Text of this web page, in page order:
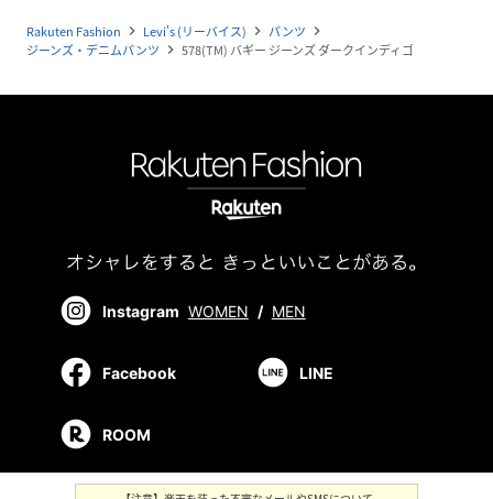
Rakuten Fashion navigate_next Levi's (リーバイス) navigate_next パンツ navigate_next
ジーンズ・デニムパンツ navigate_next 578(TM) バギー ジーンズ ダークインディゴ
Instagram WOMEN / MEN
Facebook LINE
ROOM